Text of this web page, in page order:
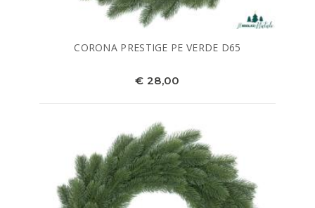
CORONA PRESTIGE PE VERDE D65
€ 28,00